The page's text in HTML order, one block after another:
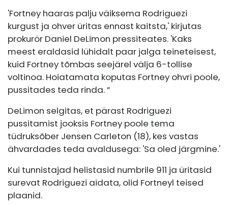
'Fortney haaras palju väiksema Rodriguezi
kurgust ja ohver üritas ennast kaitsta,' kirjutas
prokurör Daniel DeLimon pressiteates. 'Kaks
meest eraldasid lühidalt paar jalga teineteisest,
kuid Fortney tõmbas seejärel välja 6-tollise
voltinoa. Hoiatamata koputas Fortney ohvri poole,
pussitades teda rinda. ”
DeLimon selgitas, et pärast Rodriguezi
pussitamist jooksis Fortney poole tema
tüdruksõber Jensen Carleton (18), kes vastas
ähvardades teda avaldusega: 'Sa oled järgmine.'
Kui tunnistajad helistasid numbrile 911 ja üritasid
surevat Rodriguezi aidata, olid Fortneyl teised
plaanid.